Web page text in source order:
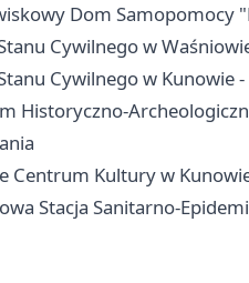
Dom Samopomocy
Cywilnego w
Cywilnego w Kunowie
Historyczno-
Centrum Kultury w
Stacja Sanitarno-